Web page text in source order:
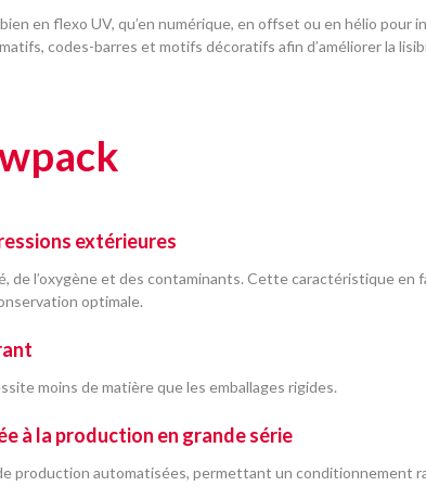
en flexo UV, qu’en numérique, en offset ou en hélio
codes-barres et motifs décoratifs afin d’améliorer la
extérieures
de l’oxygène et des contaminants. Cette caractéristique
optimale.
moins de matière que les emballages rigides.
à la production en grande série
production automatisées, permettant un conditionnement